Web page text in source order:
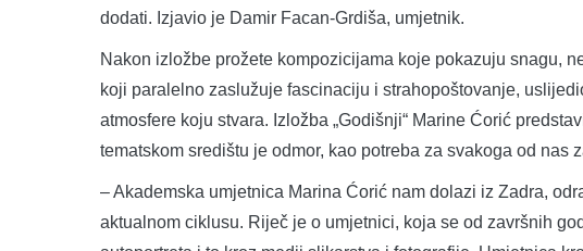
dodati. Izjavio je Damir Facan-Grdiša, umjetnik.
Nakon izložbe prožete kompozicijama koje pokazuju snagu,
koji paralelno zaslužuje fascinaciju i strahopoštovanje,
atmosfere koju stvara. Izložba „Godišnji“ Marine Ćorić
tematskom središtu je odmor, kao potreba za svakoga od nas
– Akademska umjetnica Marina Ćorić nam dolazi iz Zadra,
aktualnom ciklusu. Riječ je o umjetnici, koja se od završnih